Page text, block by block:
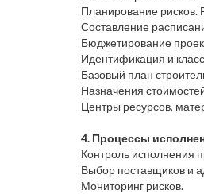
Планирование рисков.
Составление
Бюджетирование
Идентификация и
Базовый план
Назначения
Центры ресурсов,
4. Процессы
Контроль исполнения
Выбор поставщиков и
Мониторинг рисков.